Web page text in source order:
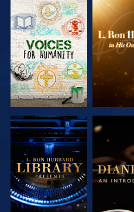
UTFORSKA
SERIEN
UTFORSKA
SERIEN